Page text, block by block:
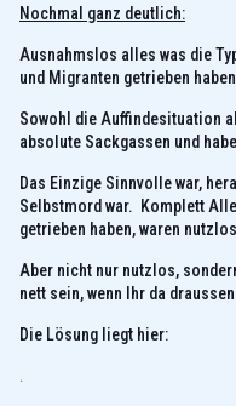
Nochmal ganz deutlich:
Ausnahmslos alles was die
und Migranten getrieben
Sowohl die Auffindesituation
absolute Sackgassen und
Das Einzige Sinnvolle war,
Selbstmord war. Komplett
getrieben haben, waren
Aber nicht nur nutzlos,
nett sein, wenn Ihr da
Die Lösung liegt hier:
.